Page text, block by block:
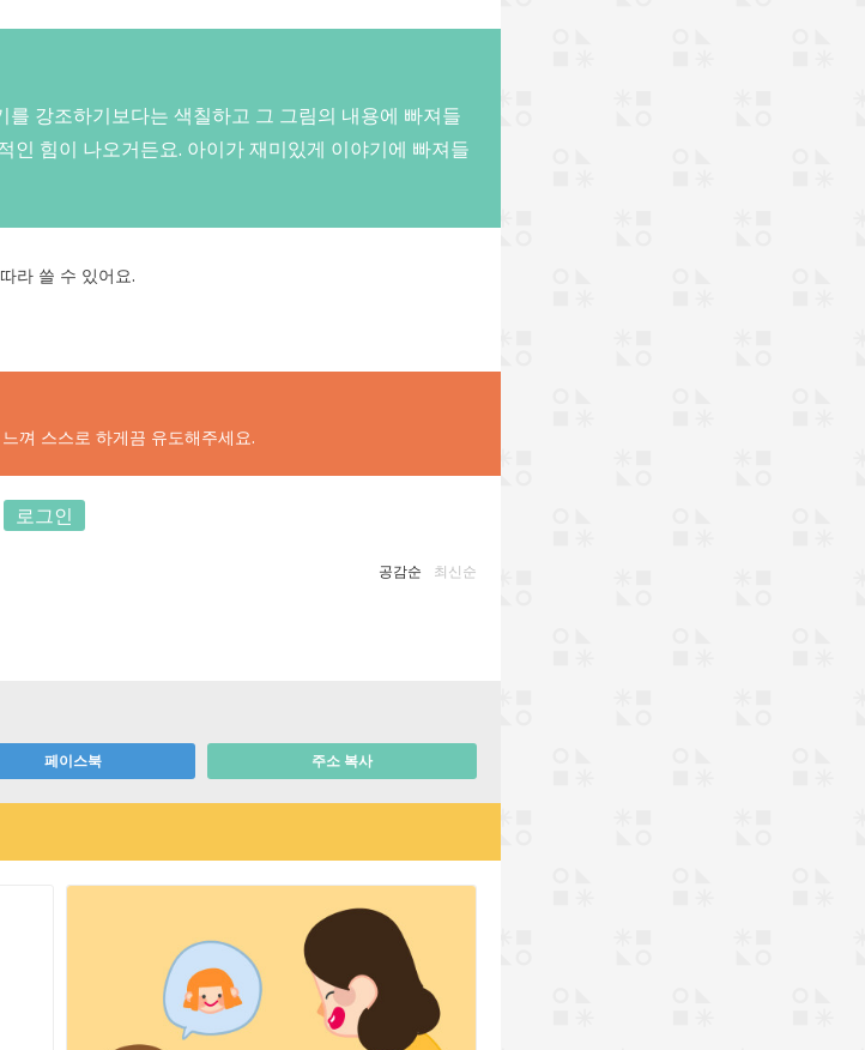
강조하기보다는 색칠하고 그 그림의 내용에 빠져들
인 힘이 나오거든요. 아이가 재미있게 이야기에 빠져들
라 쓸 수 있어요.
껴 스스로 하게끔 유도해주세요.
로그인
공감순 최신순
페이스북 주소 복사